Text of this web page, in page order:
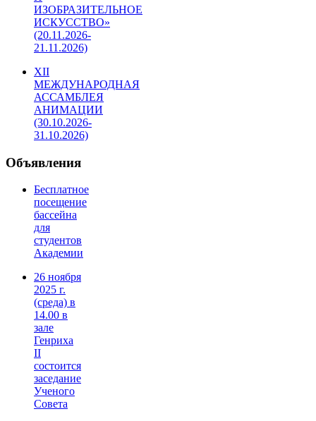
ИЗОБРАЗИТЕЛЬНОЕ
ИСКУССТВО»
(20.11.2026-
21.11.2026)
XII
МЕЖДУНАРОДНАЯ
АССАМБЛЕЯ
АНИМАЦИИ
(30.10.2026-
31.10.2026)
Объявления
Бесплатное
посещение
бассейна
для
студентов
Академии
26 ноября
2025 г.
(среда) в
14.00 в
зале
Генриха
II
состоится
заседание
Ученого
Совета